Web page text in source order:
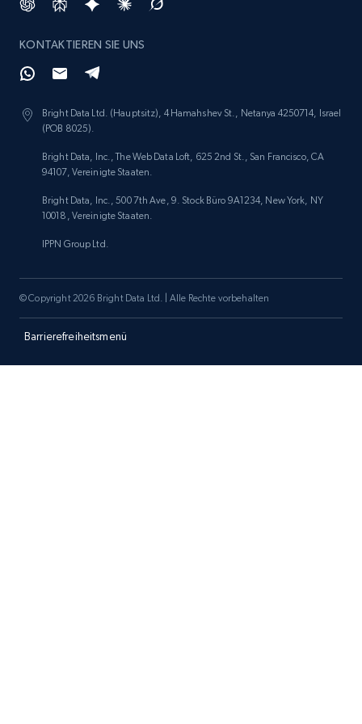
Asin, URL, Name, Sponsored, Initial price, Final
Target
URL, Product id, Title, Product description,
1.3K+
KONTAKTIEREN SIE UNS
Bright Data Ltd. (Hauptsitz), 4 Hamahshev St., Netanya 4250714, Israel
(POB 8025).
Bright Data, Inc., The Web Data Loft, 625 2nd St., San Francisco, CA
94107, Vereinigte Staaten.
Bright Data, Inc., 500 7th Ave, 9. Stock Büro 9A1234, New York, NY
10018, Vereinigte Staaten.
IPPN Group Ltd.
Barrierefreiheitsmenü
© Copyright 2026 Bright Data Ltd. | Alle Rechte vorbehalten